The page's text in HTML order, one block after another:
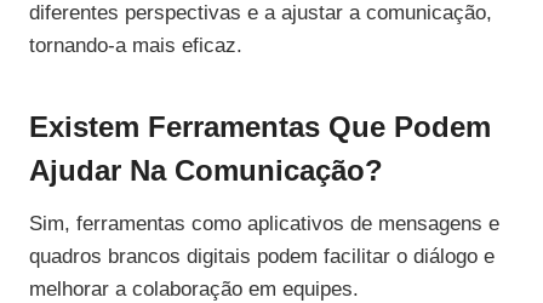
diferentes perspectivas e a ajustar a comunicação,
tornando-a mais eficaz.
Existem Ferramentas Que Podem
Ajudar Na Comunicação?
Sim, ferramentas como aplicativos de mensagens e
quadros brancos digitais podem facilitar o diálogo e
melhorar a colaboração em equipes.